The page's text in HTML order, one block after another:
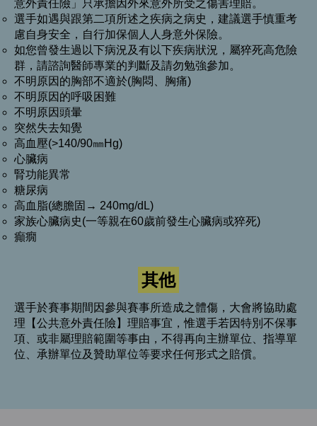
意外責任險」只承擔因外來意外所受之傷害理賠。
選手如遇與跟第二項所述之疾病之病史，建議選手慎重考
慮自身安全，自行加保個人人身意外保險。
如您曾發生過以下病況及有以下疾病狀況，屬猝死高危險
群，請諮詢醫師專業的判斷及請勿勉強參加。
不明原因的胸部不適於(胸悶、胸痛)
不明原因的呼吸困難
不明原因頭暈
突然失去知覺
高血壓(>140/90㎜Hg)
心臟病
腎功能異常
糖尿病
高血脂(總膽固→ 240mg/dL)
家族心臟病史(一等親在60歲前發生心臟病或猝死)
癲癇
其他
選手於賽事期間因參與賽事所造成之體傷，大會將協助處
理【公共意外責任險】理賠事宜，惟選手若因特別不保事
項、或非屬理賠範圍等事由，不得再向主辦單位、指導單
位、承辦單位及贊助單位等要求任何形式之賠償。